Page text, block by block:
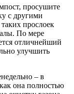
просушите
с другими
прослоек
По мере
отличнейший
улучшить
– в
она полностью